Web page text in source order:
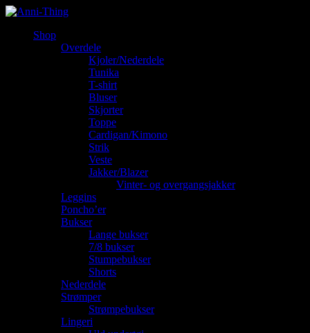
Shop
Overdele
Kjoler/Nederdele
Tunika
T-shirt
Bluser
Skjorter
Toppe
Cardigan/Kimono
Strik
Veste
Jakker/Blazer
Vinter- og overgangsjakker
Leggins
Poncho’er
Bukser
Lange bukser
7/8 bukser
Stumpebukser
Shorts
Nederdele
Strømper
Strømpebukser
Lingeri